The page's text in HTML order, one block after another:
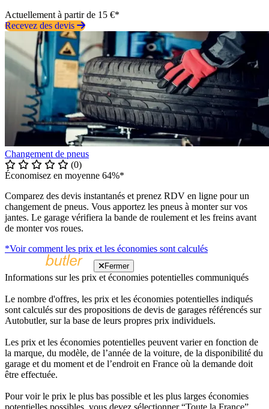
Actuellement à partir de 15 €*
Recevez des devis
Changement de pneus
(0)
Économisez en moyenne 64%*
Comparez des devis instantanés et prenez RDV en ligne pour un
changement de pneus. Vous apportez les pneus à monter sur vos
jantes. Le garage vérifiera la bande de roulement et les freins avant
de monter vos roues.
*Voir comment les prix et les économies sont calculés
Fermer
Informations sur les prix et économies potentielles communiqués
Le nombre d'offres, les prix et les économies potentielles indiqués
sont calculés sur des propositions de devis de garages référencés sur
Autobutler, sur la base de leurs propres prix individuels.
Les prix et les économies potentielles peuvent varier en fonction de
la marque, du modèle, de l’année de la voiture, de la disponibilité du
garage et du moment et de l’endroit en France où la demande doit
être effectuée.
Pour voir le prix le plus bas possible et les plus larges économies
potentielles possibles, vous devez sélectionner “Toute la France”